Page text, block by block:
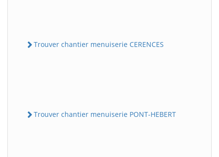
Trouver chantier menuiserie CERENCES
Trouver chantier menuiserie PONT-HEBERT